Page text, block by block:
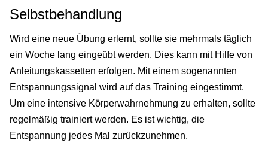
Selbstbehandlung
Wird eine neue Übung erlernt, sollte sie mehrmals täglich
ein Woche lang eingeübt werden. Dies kann mit Hilfe von
Anleitungskassetten erfolgen. Mit einem sogenannten
Entspannungssignal wird auf das Training eingestimmt.
Um eine intensive Körperwahrnehmung zu erhalten, sollte
regelmäßig trainiert werden. Es ist wichtig, die
Entspannung jedes Mal zurückzunehmen.